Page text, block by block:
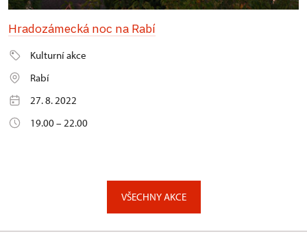
Hradozámecká noc na Rabí
Kulturní akce
Rabí
27. 8. 2022
19.00 – 22.00
VŠECHNY AKCE